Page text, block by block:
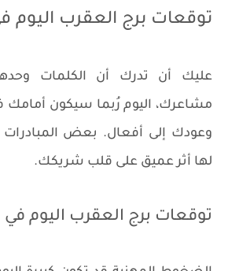
توقعات برج العقرب اليوم
عليك أن تدرك أن الكلمات
مشاعرك، اليوم رُبما سيكون أمامك
وعودك إلى أفعال. بعض
لها أثر عميق على قلب شريكك.
توقعات برج العقرب اليوم